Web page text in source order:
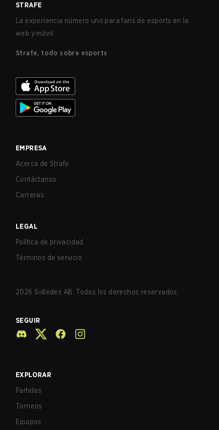
STRAFE
La experiencia número uno para fans de esports en la
web y móvil.
Strafe, todo sobre esports
EMPRESA
Acerca de Strafe
Contáctanos
Carreras
LEGAL
Política de privacidad
Términos de servicio
2026 Sidledes AB. Todos los derechos reservados.
SEGUIR
EXPLORAR
Partidas
Torneos
Equipos